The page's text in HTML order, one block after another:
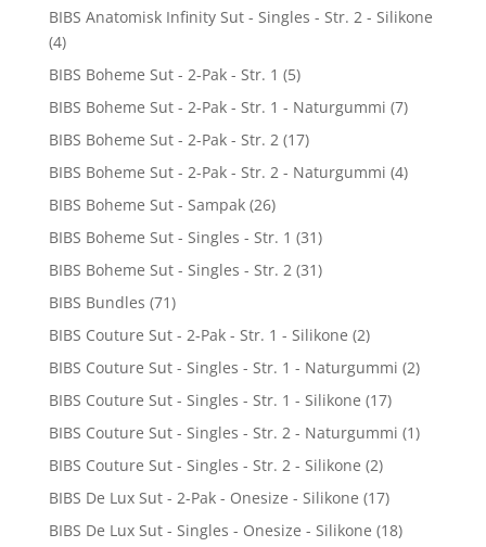
BIBS Anatomisk Infinity Sut - Singles - Str. 2 - Silikone
(4)
BIBS Boheme Sut - 2-Pak - Str. 1 (5)
BIBS Boheme Sut - 2-Pak - Str. 1 - Naturgummi (7)
BIBS Boheme Sut - 2-Pak - Str. 2 (17)
BIBS Boheme Sut - 2-Pak - Str. 2 - Naturgummi (4)
BIBS Boheme Sut - Sampak (26)
BIBS Boheme Sut - Singles - Str. 1 (31)
BIBS Boheme Sut - Singles - Str. 2 (31)
BIBS Bundles (71)
BIBS Couture Sut - 2-Pak - Str. 1 - Silikone (2)
BIBS Couture Sut - Singles - Str. 1 - Naturgummi (2)
BIBS Couture Sut - Singles - Str. 1 - Silikone (17)
BIBS Couture Sut - Singles - Str. 2 - Naturgummi (1)
BIBS Couture Sut - Singles - Str. 2 - Silikone (2)
BIBS De Lux Sut - 2-Pak - Onesize - Silikone (17)
BIBS De Lux Sut - Singles - Onesize - Silikone (18)